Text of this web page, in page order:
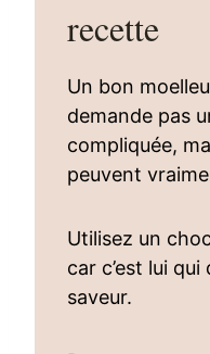
recette
Un bon
demande pas
compliquée,
peuvent
Utilisez un
car c’est lui qui
saveur.